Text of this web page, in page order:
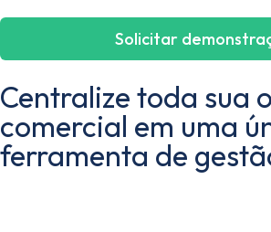
Solicitar
Centralize toda sua
comercial em uma
ferramenta de